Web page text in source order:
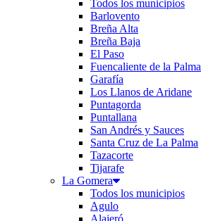
Todos los municipios
Barlovento
Breña Alta
Breña Baja
El Paso
Fuencaliente de la Palma
Garafía
Los Llanos de Aridane
Puntagorda
Puntallana
San Andrés y Sauces
Santa Cruz de La Palma
Tazacorte
Tijarafe
La Gomera
Todos los municipios
Agulo
Alajeró